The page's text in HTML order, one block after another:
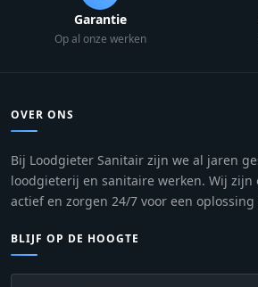
Garantie
Op al onze werken
OVER ONS
Bij Loodgieter Sanitair zijn we al jaren
loodgieterij en sanitaire werken. Wij zijn
actief en zorgen 24/7 voor een
BLIJF OP DE HOOGTE